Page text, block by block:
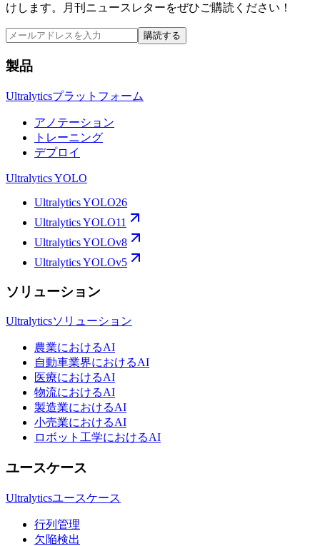
けします。月刊ニュースレターをぜひご購読ください！
購読する
製品
Ultralyticsプラットフォーム
アノテーション
トレーニング
デプロイ
Ultralytics YOLO
Ultralytics YOLO26
Ultralytics YOLO11
Ultralytics YOLOv8
Ultralytics YOLOv5
ソリューション
Ultralyticsソリューション
農業におけるAI
自動車業界におけるAI
医療におけるAI
物流におけるAI
製造業におけるAI
小売業におけるAI
ロボット工学におけるAI
ユースケース
Ultralyticsユースケース
行列管理
欠陥検出